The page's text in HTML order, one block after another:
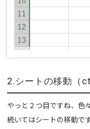
2.シートの移動（
やっと２つ目ですね、色
続いてはシートの移動で